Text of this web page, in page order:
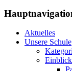
Aktuelles
Unsere Schule
Einblick